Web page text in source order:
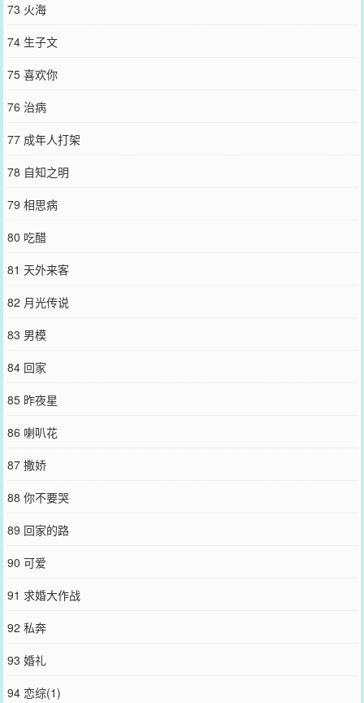
73 火海
74 生子文
75 喜欢你
76 治病
77 成年人打架
78 自知之明
79 相思病
80 吃醋
81 天外来客
82 月光传说
83 男模
84 回家
85 昨夜星
86 喇叭花
87 撒娇
88 你不要哭
89 回家的路
90 可爱
91 求婚大作战
92 私奔
93 婚礼
94 恋综(1)